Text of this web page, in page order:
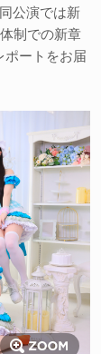
公演では新
制での新章
ポートをお届